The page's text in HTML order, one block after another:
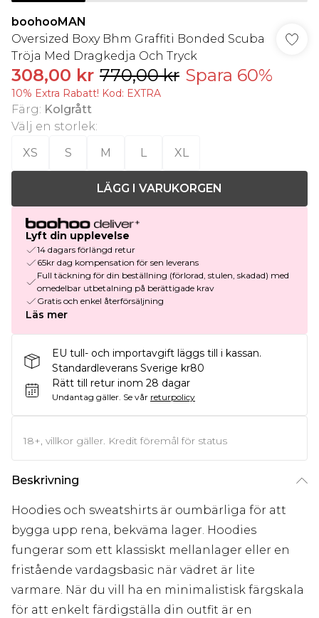
boohooMAN
Oversized Boxy Bhm Graffiti Bonded Scuba
Tröja Med Dragkedja Och Tryck
308,00 kr 770,00 kr Spara 60%
10% Extra Rabatt! Kod: EXTRA
Färg: Kolgrått
Välj en storlek:
XS
S M L XL
LÄGG I VARUKORGEN
Lyft din upplevelse
14 dagars förlängd retur
65kr dag kompensation för sen leverans
Full täckning för din beställning (förlorad, stulen, skadad) med
omedelbar utbetalning på berättigade krav
Gratis och enkel återförsäljning
Läs mer
EU tull- och importavgift läggs till i kassan.
Standardleverans Sverige kr80
Rätt till retur inom 28 dagar
Undantag gäller. Se vår returpolicy
18+, villkor gäller. Kredit föremål för status
Beskrivning
Hoodies och sweatshirts är oumbärliga för att
bygga upp rena, bekväma lager. Hoodies
fungerar som ett klassiskt mellanlager eller en
fristående vardagsbasic när vädret är lite
varmare. När du vill ha en minimalistisk färgskala
för att enkelt färdigställa din outfit är en